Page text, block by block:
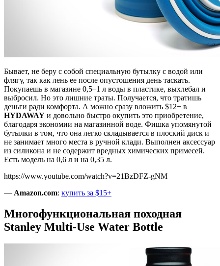
Бывает, не беру с собой специальную бутылку с водой или
флягу, так как лень ее после опустошения день таскать.
Покупаешь в магазине 0,5–1 л воды в пластике, выхлебал и
выбросил. Но это лишние траты. Получается, что тратишь
деньги ради комфорта. А можно сразу вложить $12+ в
HYDAWAY и довольно быстро окупить это приобретение,
благодаря экономии на магазинной воде. Фишка упомянутой
бутылки в том, что она легко складывается в плоский диск и
не занимает много места в ручной клади. Выполнен аксессуар
из силикона и не содержит вредных химических примесей.
Есть модель на 0,6 л и на 0,35 л.
https://www.youtube.com/watch?v=21BzDFZ-gNM
— Amazon.com: купить за $15+
Многофункциональная походная
Stanley Multi-Use Water Bottle